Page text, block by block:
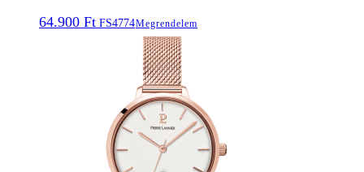
64.900 Ft FS4774Megrendelem